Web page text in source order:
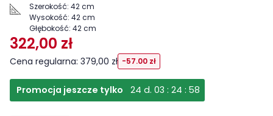
Szerokość: 42 cm
Wysokość: 42 cm
Głębokość: 42 cm
322,00 zł
Cena regularna: 379,00 zł -57.00 zł
Promocja jeszcze tylko 24 d. 03 :24 :57